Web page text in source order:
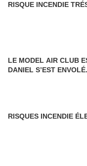
LE MODEL AIR CLUB EST EN
DANIEL S’EST ENVOLÉ.
RISQUES INCENDIE